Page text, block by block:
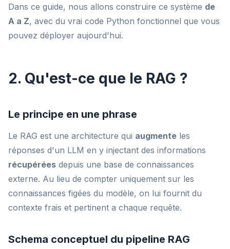
Dans ce guide, nous allons construire ce système de
A a Z, avec du vrai code Python fonctionnel que vous
pouvez déployer aujourd'hui.
2. Qu'est-ce que le RAG ?
Le principe en une phrase
Le RAG est une architecture qui augmente les
réponses d'un LLM en y injectant des informations
récupérées depuis une base de connaissances
externe. Au lieu de compter uniquement sur les
connaissances figées du modèle, on lui fournit du
contexte frais et pertinent a chaque requête.
Schema conceptuel du pipeline RAG